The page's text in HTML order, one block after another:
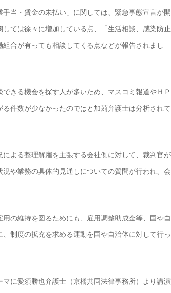
当・賃金の未払い」に関しては、緊急事態宣言が開
ては徐々に増加している点、「生活相談、感染防止
合が有っても相談してくる点などが報告されまし
きる機会を探す人が多いため、マスコミ報道やＨＰ
件数が少なかったのではと加苅弁護士は分析されて
よる整理解雇を主張する会社側に対して、裁判官が
や業務の具体的見通しについての質問が行われ、会
の維持を図るためにも、雇用調整助成金等、国や自
制度の拡充を求める運動を国や自治体に対して行っ
に愛須勝也弁護士（京橋共同法律事務所）より講演